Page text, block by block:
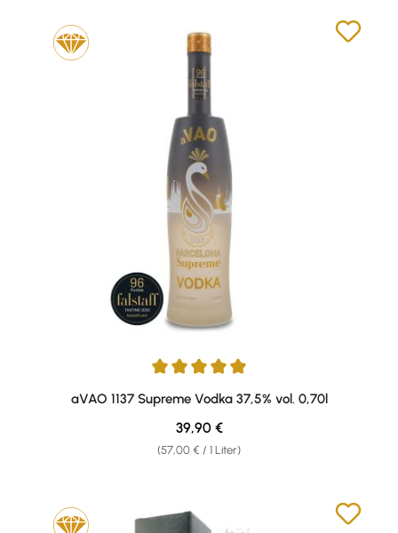
Durchschnittliche Bewertung von 5 von 5 Sternen
aVAO 1137 Supreme Vodka 37,5% vol. 0,70l
(57,00 € / 1 Liter)
Regulärer Preis:
39,90 €